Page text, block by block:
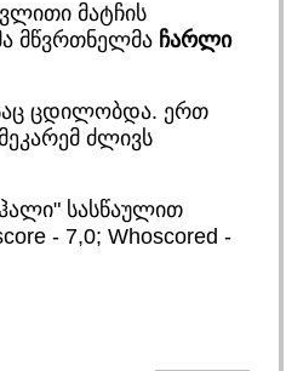
მატჩის
მწვრთნელმა ჩარლი
ცდილობდა. ერთ
ძლივს
სასწაულით
- 7,0; Whoscored -